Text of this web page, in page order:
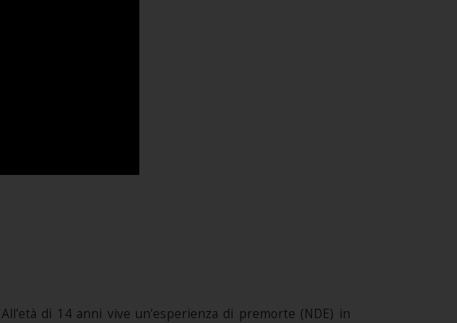
di 14 anni vive un'esperienza di premorte (NDE) in